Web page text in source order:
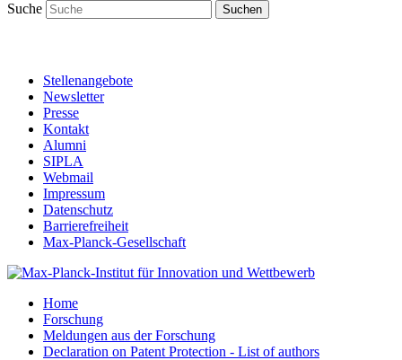
Suche
Stellenangebote
Newsletter
Presse
Kontakt
Alumni
SIPLA
Webmail
Impressum
Datenschutz
Barrierefreiheit
Max-Planck-Gesellschaft
Home
Forschung
Meldungen aus der Forschung
Declaration on Patent Protection - List of authors